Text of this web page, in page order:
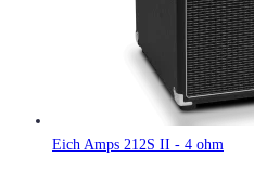
Eich Amps 212S II - 4 ohm